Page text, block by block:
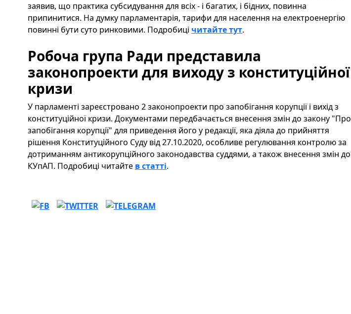
заявив, що практика субсидування для всіх - і багатих, і бідних, повинна
припинитися. На думку парламентарія, тарифи для населення на електроенергію
повинні бути суто ринковими. Подробиці читайте тут.
Робоча група Ради представила
законопроекти для виходу з конституційної
кризи
У парламенті зареєстровано 2 законопроекти про запобігання корупції і вихід з
конституційної кризи. Документами передбачається внесення змін до закону "Про
запобігання корупції" для приведення його у редакції, яка діяла до прийняття
рішення Конституційного Суду від 27.10.2020, особливе регулювання контролю за
дотриманням антикорупційного законодавства суддями, а також внесення змін до
КУпАП. Подробиці читайте в статті.